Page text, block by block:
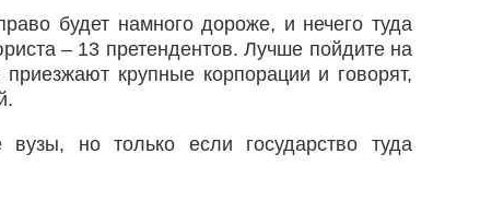
будет намного дороже, и нечего туда
– 13 претендентов. Лучше пойдите на
крупные корпорации и говорят,
но только если государство туда